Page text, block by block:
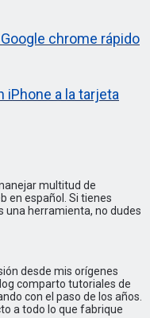
chrome rápido
iPhone a la tarjeta
multitud de
en español. Si tienes
una herramienta, no dudes
desde mis orígenes
comparto tutoriales de
con el paso de los años.
a todo lo que fabrique